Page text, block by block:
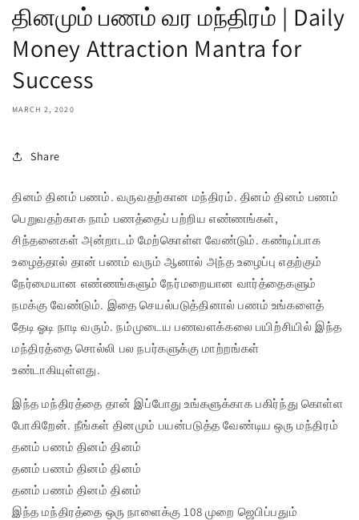
தினமும் பணம் வர மந்திரம் | Daily
Money Attraction Mantra for
Success
MARCH 2, 2020
Share
தினம் தினம் பணம். வருவதற்கான மந்திரம். தினம் தினம் பணம்
பெறுவதற்காக நாம் பணத்தைப் பற்றிய எண்ணங்கள்,
சிந்தனைகள் அன்றாடம் மேற்கொள்ள வேண்டும். கண்டிப்பாக
உழைத்தால் தான் பணம் வரும் ஆனால் அந்த உழைப்பு எதற்கும்
நேர்மையான எண்ணங்களும் நேர்மறையான வார்த்தைகளும்
நமக்கு வேண்டும். இதை செயல்படுத்தினால் பணம் உங்களைத்
தேடி ஓடி நாடி வரும். நம்முடைய பணவளக்கலை பயிற்சியில் இந்த
மந்திரத்தை சொல்லி பல நபர்களுக்கு மாற்றங்கள்
உண்டாகியுள்ளது.
இந்த மந்திரத்தை தான் இப்போது உங்களுக்காக பகிர்ந்து கொள்ள
போகிறேன். நீங்கள் தினமும் பயன்படுத்த வேண்டிய ஒரு மந்திரம்
தனம் பணம் தினம் தினம்
தனம் பணம் தினம் தினம்
தனம் பணம் தினம் தினம்
இந்த மந்திரத்தை ஒரு நாளைக்கு 108 முறை ஜெபிப்பதும்